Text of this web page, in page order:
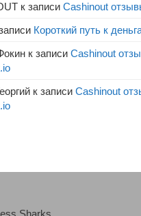
к записи Cashinout
Короткий путь к
к записи Cashinout
к записи Cashinout